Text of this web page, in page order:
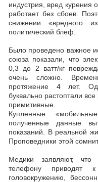
индустрия, вред
работает без сбоев.
снижении «вредного
политический блеф.
Было проведено важное
союза показали, что
0,3 до 2 ватт/кг
очень сложно.
протяжение 4 лет.
буквально растоптали
примитивные.
Купленные
полученные данные
показаний. В реальной
Проповедники этой
Медики заявляют, что
телефону приводят к
головокружению,